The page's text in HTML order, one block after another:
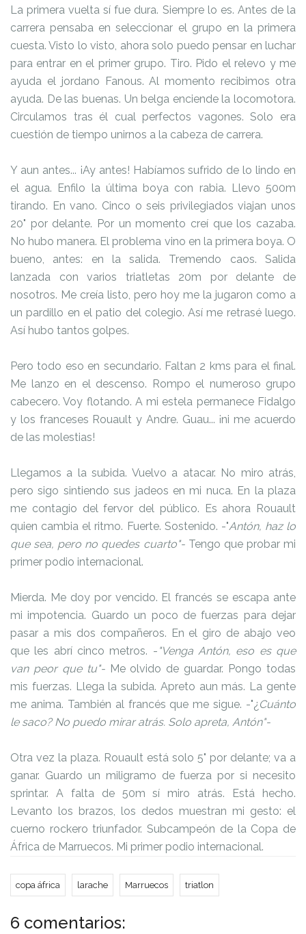
La primera vuelta sí fue dura. Siempre lo es. Antes de la
carrera pensaba en seleccionar el grupo en la primera
cuesta. Visto lo visto, ahora solo puedo pensar en luchar
para entrar en el primer grupo. Tiro. Pido el relevo y me
ayuda el jordano Fanous. Al momento recibimos otra
ayuda. De las buenas. Un belga enciende la locomotora.
Circulamos tras él cual perfectos vagones. Solo era
cuestión de tiempo unirnos a la cabeza de carrera.
Y aun antes... ¡Ay antes! Habíamos sufrido de lo lindo en
el agua. Enfilo la última boya con rabia. Llevo 500m
tirando. En vano. Cinco o seis privilegiados viajan unos
20" por delante. Por un momento creí que los cazaba.
No hubo manera. El problema vino en la primera boya. O
bueno, antes: en la salida. Tremendo caos. Salida
lanzada con varios triatletas 20m por delante de
nosotros. Me creía listo, pero hoy me la jugaron como a
un pardillo en el patio del colegio. Así me retrasé luego.
Así hubo tantos golpes.
Pero todo eso en secundario. Faltan 2 kms para el final.
Me lanzo en el descenso. Rompo el numeroso grupo
cabecero. Voy flotando. A mi estela permanece Fidalgo
y los franceses Rouault y Andre. Guau... ¡ni me acuerdo
de las molestias!
Llegamos a la subida. Vuelvo a atacar. No miro atrás,
pero sigo sintiendo sus jadeos en mi nuca. En la plaza
me contagio del fervor del público. Es ahora Rouault
quien cambia el ritmo. Fuerte. Sostenido. -"Antón, haz lo
que sea, pero no quedes cuarto"- Tengo que probar mi
primer podio internacional.
Mierda. Me doy por vencido. El francés se escapa ante
mi impotencia. Guardo un poco de fuerzas para dejar
pasar a mis dos compañeros. En el giro de abajo veo
que les abrí cinco metros. - "Venga Antón, eso es que
van peor que tu"- Me olvido de guardar. Pongo todas
mis fuerzas. Llega la subida. Apreto aun más. La gente
me anima. También al francés que me sigue. -"¿ Cuánto
le saco? No puedo mirar atrás. Solo apreta, Antón"-
Otra vez la plaza. Rouault está solo 5" por delante; va a
ganar. Guardo un miligramo de fuerza por si necesito
sprintar. A falta de 50m sí miro atrás. Está hecho.
Levanto los brazos, los dedos muestran mi gesto: el
cuerno rockero triunfador. Subcampeón de la Copa de
África de Marruecos. Mi primer podio internacional.
copa áfrica larache Marruecos triatlon
6 comentarios: